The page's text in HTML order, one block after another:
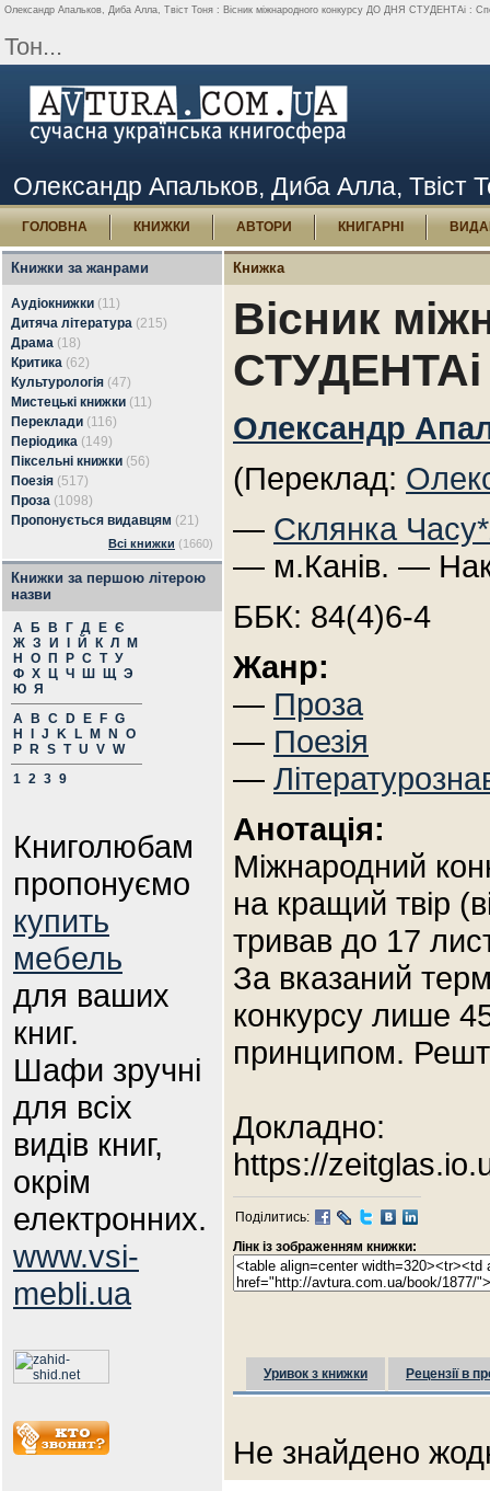
Олександр Апальков, Диба Алла, Твіст Тоня : Вісник міжнародного конкурсу ДО ДНЯ СТУДЕНТАі :
Тон...
Олександр Апальков, Диба Алла, Твіст
ГОЛОВНА КНИЖКИ АВТОРИ КНИГАРНІ
Книжки за жанрами
Аудіокнижки (11)
Дитяча література (215)
Драма (18)
Критика (62)
Культурологія (47)
Мистецькі книжки (11)
Переклади (116)
Періодика (149)
Піксельні книжки (56)
Поезія (517)
Проза (1098)
Пропонується видавцям (21)
Всі книжки (1660)
Книжки за першою літерою
назви
А Б В Г Д Е Є
Ж З И Й К Л
М
Н
О П Р С Т У
Ф Х Ц Ч Ш Щ Э
Ю Я
A
B C D E F G
H
J K L M N
O
P
R S T U V W
1 2 3 9
Книголюбам
пропонуємо
купить
мебель
для ваших
книг.
Шафи зручні
для всіх
видів книг,
окрім
електронних.
www.vsi-
mebli.ua
Книжка
Вісник
Олександр
(Переклад:
— Склянка
— м.Канів. —
ББК: 84(4)6-4
Жанр:
— Проза
— Поезія
—
Анотація:
Міжнародний
на кращий твір
тривав до 17
За вказаний
конкурсу лише
принципом.
Докладно:
https://
Поділитись:
Лінк із зображенням книжки:
Уривок з книжки Рецензії в
Не знайдено